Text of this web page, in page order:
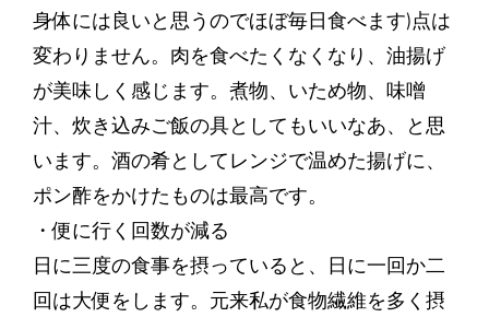
身体には良いと思うのでほぼ毎日食べます)点は
変わりません。肉を食べたくなくなり、油揚げ
が美味しく感じます。煮物、いため物、味噌
汁、炊き込みご飯の具としてもいいなあ、と思
います。酒の肴としてレンジで温めた揚げに、
ポン酢をかけたものは最高です。
・便に行く回数が減る
日に三度の食事を摂っていると、日に一回か二
回は大便をします。元来私が食物繊維を多く摂